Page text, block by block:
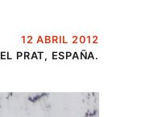
12 ABRIL 2012
EL PRAT, ESPAÑA.